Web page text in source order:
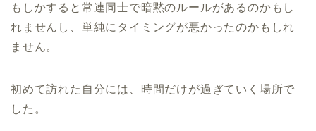
もしかすると常連同士で暗黙のルールがあるのかもし
れませんし、単純にタイミングが悪かったのかもしれ
ません。
初めて訪れた自分には、時間だけが過ぎていく場所で
した。